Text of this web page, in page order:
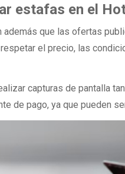
estafas en el
que las ofertas
el precio, las
capturas de pantalla
de pago, ya que pueden